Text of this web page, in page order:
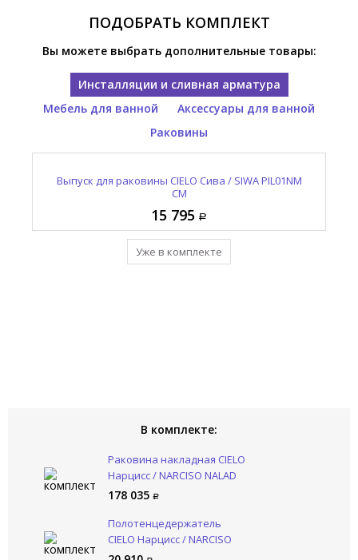
ПОДОБРАТЬ КОМПЛЕКТ
Вы можете выбрать дополнительные товары:
Инсталляции и сливная арматура
Мебель для ванной
Аксессуары для ванной
Раковины
Выпуск для раковины CIELO Сива / SIWA PIL01NM
CM
15 795
Уже в комплекте
Консоль для раковины CIELO Нарцисс / NARCISO
NASTD NM
137 865
Уже в комплекте
Полотенцедержатель CIELO Нарцисс / NARCISO
NAPL NM
20 910
Уже в комплекте
Раковина накладная CIELO Нарцисс / NARCISO
NALAD CM
178 035
Уже в комплекте
В комплекте:
Раковина накладная CIELO
Нарцисс / NARCISO NALAD
CM
178 035
Полотенцедержатель
CIELO Нарцисс / NARCISO
NAPL NM